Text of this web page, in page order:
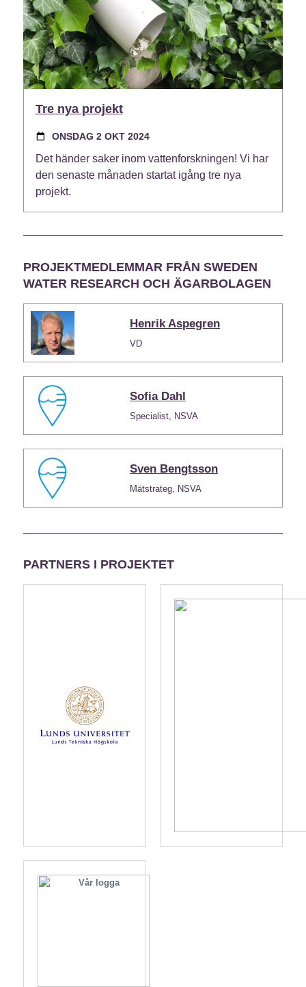
Tre nya projekt
ONSDAG 2 OKT 2024
Det händer saker inom vattenforskningen! Vi har
den senaste månaden startat igång tre nya
projekt.
PROJEKTMEDLEMMAR FRÅN SWEDEN
WATER RESEARCH OCH ÄGARBOLAGEN
Henrik Aspegren
VD
Sofia Dahl
Specialist, NSVA
Sven Bengtsson
Mätstrateg, NSVA
PARTNERS I PROJEKTET